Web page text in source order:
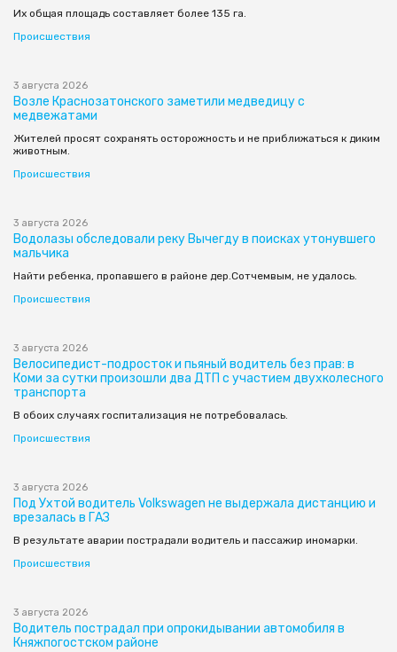
Их общая площадь составляет более 135 га.
Происшествия
3 августа 2026
Возле Краснозатонского заметили медведицу с
медвежатами
Жителей просят сохранять осторожность и не приближаться к диким
животным.
Происшествия
3 августа 2026
Водолазы обследовали реку Вычегду в поисках утонувшего
мальчика
Найти ребенка, пропавшего в районе дер.Сотчемвым, не удалось.
Происшествия
3 августа 2026
Велосипедист-подросток и пьяный водитель без прав: в
Коми за сутки произошли два ДТП с участием двухколесного
транспорта
В обоих случаях госпитализация не потребовалась.
Происшествия
3 августа 2026
Под Ухтой водитель Volkswagen не выдержала дистанцию и
врезалась в ГАЗ
В результате аварии пострадали водитель и пассажир иномарки.
Происшествия
3 августа 2026
Водитель пострадал при опрокидывании автомобиля в
Княжпогостском районе